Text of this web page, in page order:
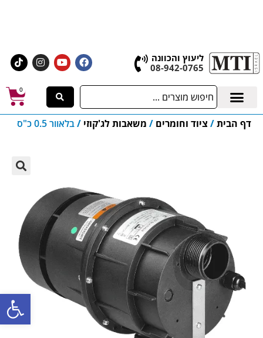
פתח סרגל נגישות
ליעוץ והכוונה
08-942-0765
0
דף הבית/ ציוד וחומרים / משאבות לג'קוזי /בלאוור 0.5 כ"ס